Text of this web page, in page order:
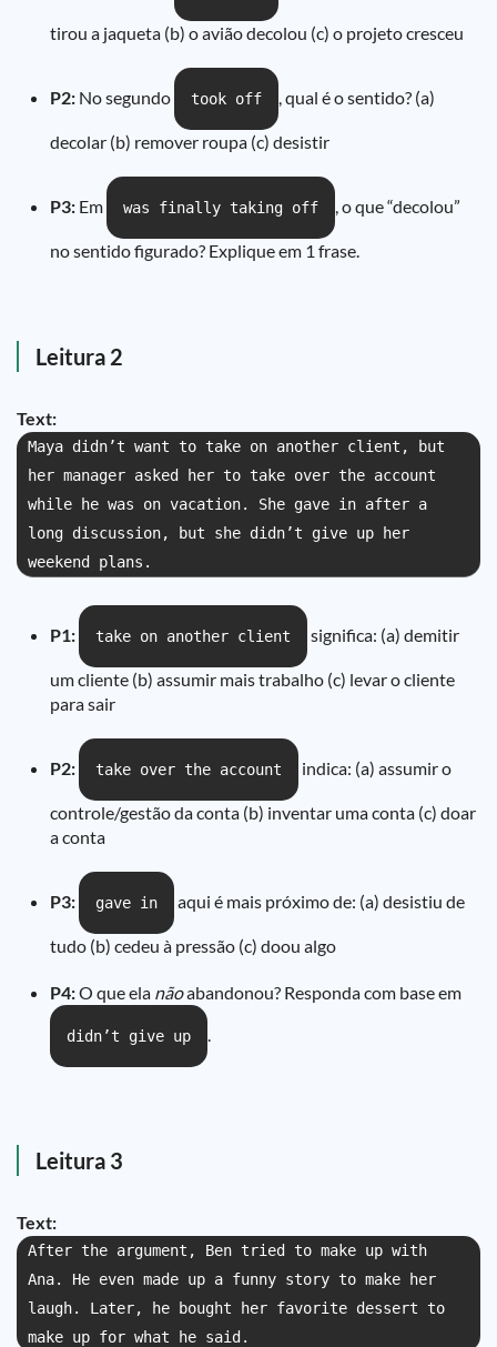
tirou a jaqueta (b) o avião decolou (c) o projeto cresceu
P2: No segundo took off , qual é o sentido? (a)
decolar (b) remover roupa (c) desistir
P3: Em was finally taking off , o que “decolou”
no sentido figurado? Explique em 1 frase.
Leitura 2
Text:
Maya didn’t want to take on another client, but
her manager asked her to take over the account
while he was on vacation. She gave in after a
long discussion, but she didn’t give up her
weekend plans.
P1: take on another client significa: (a) demitir
um cliente (b) assumir mais trabalho (c) levar o cliente
para sair
P2: take over the account indica: (a) assumir o
controle/gestão da conta (b) inventar uma conta (c) doar
a conta
P3: gave in aqui é mais próximo de: (a) desistiu de
tudo (b) cedeu à pressão (c) doou algo
P4:O que ela nãoabandonou? Responda com base em
didn’t give up .
Leitura 3
Text:
After the argument, Ben tried to make up with
Ana. He even made up a funny story to make her
laugh. Later, he bought her favorite dessert to
make up for what he said.